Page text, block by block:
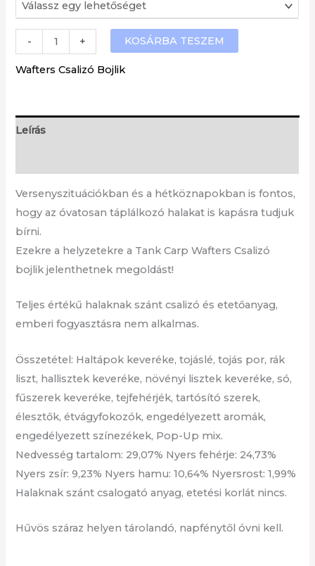
-
Rák
wafters
bojli
/KR/
+ KOSÁRBA TESZEM
Wafters Csalizó Bojlik
Leírás
Versenyszituációkban és a hétköznapokban is fontos,
hogy az óvatosan táplálkozó halakat is kapásra tudjuk
bírni.
Ezekre a helyzetekre a Tank Carp Wafters Csalizó
bojlik jelenthetnek megoldást!
Teljes értékű halaknak szánt csalizó és etetőanyag,
emberi fogyasztásra nem alkalmas.
Összetétel: Haltápok keveréke, tojáslé, tojás por, rák
liszt, hallisztek keveréke, növényi lisztek keveréke, só,
fűszerek keveréke, tejfehérjék, tartósító szerek,
élesztők, étvágyfokozók, engedélyezett aromák,
engedélyezett színezékek, Pop-Up mix.
Nedvesség tartalom: 29,07% Nyers fehérje: 24,73%
Nyers zsír: 9,23% Nyers hamu: 10,64% Nyersrost: 1,99%
Halaknak szánt csalogató anyag, etetési korlát nincs.
Hűvös száraz helyen tárolandó, napfénytől óvni kell.